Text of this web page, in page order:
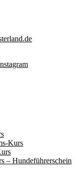
Kurs
– Hundeführerschein